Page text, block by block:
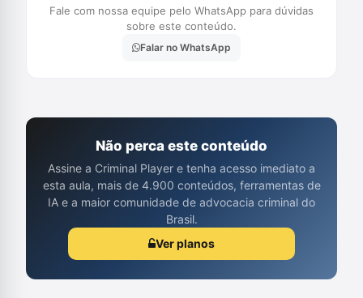
Fale com nossa equipe pelo WhatsApp para dúvidas
sobre este conteúdo.
Falar no WhatsApp
Não perca este conteúdo
Assine a Criminal Player e tenha acesso imediato a
esta aula, mais de 4.900 conteúdos, ferramentas de
IA e a maior comunidade de advocacia criminal do
Brasil.
Ver planos